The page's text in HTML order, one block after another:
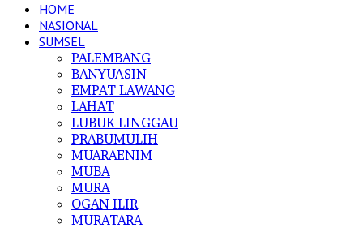
HOME
NASIONAL
SUMSEL
PALEMBANG
BANYUASIN
EMPAT LAWANG
LAHAT
LUBUK LINGGAU
PRABUMULIH
MUARAENIM
MUBA
MURA
OGAN ILIR
MURATARA